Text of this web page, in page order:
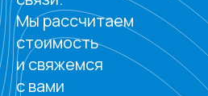
Мы рассчитаем
стоимость
и свяжемся
с вами